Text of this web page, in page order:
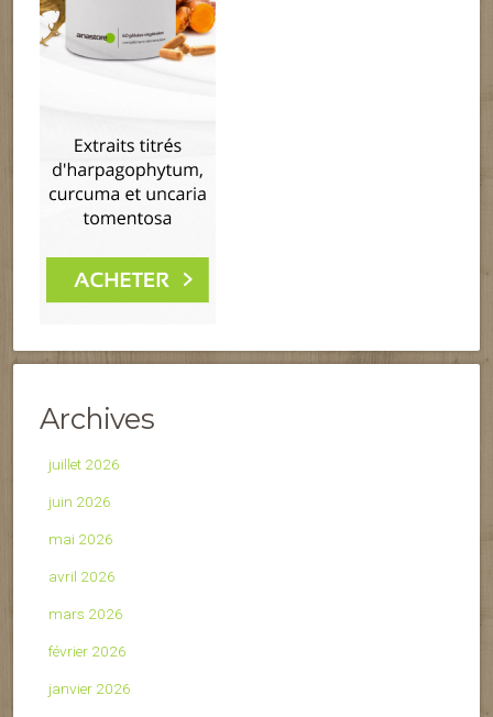
Archives
juillet 2026
juin 2026
mai 2026
avril 2026
mars 2026
février 2026
janvier 2026